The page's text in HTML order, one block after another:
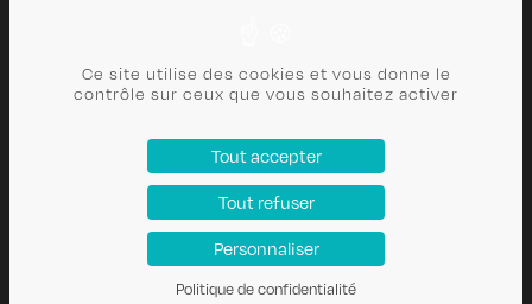
***********@***il.com
CONTACT
PLAN DU SITE
POLITIQUE DE CONFIDENTIALITÉ
MENTIONS LÉGALES
Ce site utilise des cookies et vous donne le
contrôle sur ceux que vous souhaitez activer
Tout accepter
Tout refuser
Personnaliser
Politique de confidentialité